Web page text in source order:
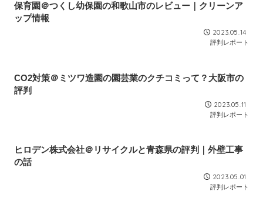
保育園＠つくし幼保園の和歌山市のレビュー｜クリーンア
ップ情報
2023.05.14
評判レポート
CO2対策＠ミツワ造園の園芸業のクチコミって？大阪市の
評判
2023.05.11
評判レポート
ヒロデン株式会社＠リサイクルと青森県の評判｜外壁工事
の話
2023.05.01
評判レポート